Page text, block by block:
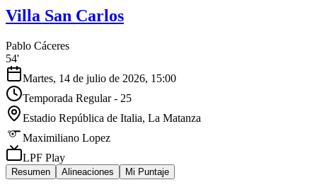
Villa San Carlos
Pablo Cáceres
54'
Martes, 14 de julio de 2026, 15:00
Temporada Regular - 25
Estadio República de Italia, La Matanza
Maximiliano Lopez
LPF Play
Resumen Alineaciones Mi Puntaje